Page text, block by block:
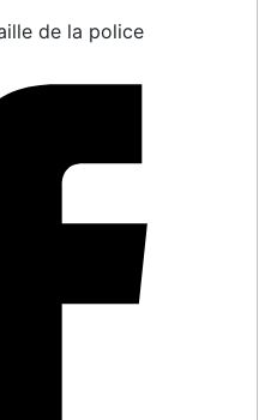
de la police